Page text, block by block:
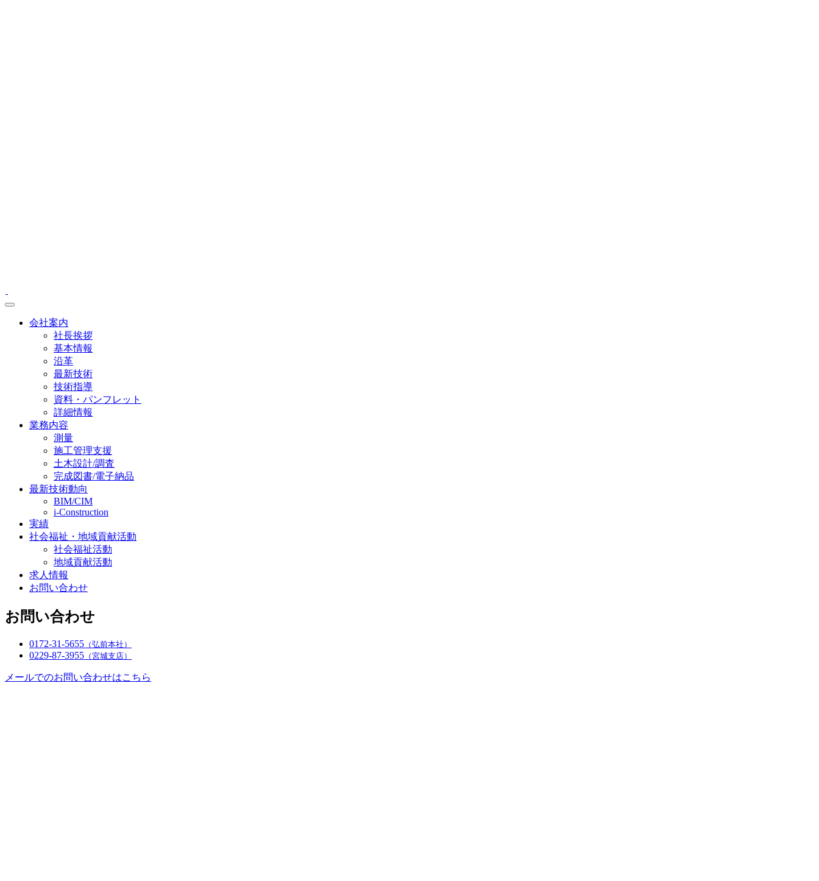
会社案内
社長挨拶
基本情報
沿革
最新技術
技術指導
資料・パンフレット
詳細情報
業務内容
測量
施工管理支援
土木設計/調査
完成図書/電子納品
最新技術動向
BIM/CIM
i-Construction
実績
社会福祉・地域貢献活動
社会福祉活動
地域貢献活動
求人情報
お問い合わせ
お問い合わせ
0172-31-5655 （弘前本社）
0229-87-3955 （宮城支店）
メールでのお問い合わせはこちら